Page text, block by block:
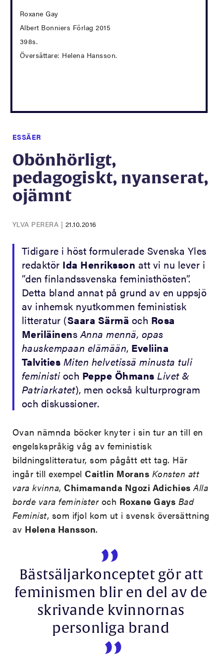
Roxane Gay
Albert Bonniers Förlag 2015
398s.
Översättare: Helena Hansson.
ESSÄER
Obönhörligt,
pedagogiskt, nyanserat,
ojämnt
YLVA PERERA | 21.10.2016
Tidigare i höst formulerade Svenska Yles
redaktör Ida Henriksson att vi nu lever i
”den finlandssvenska feministhösten”.
Detta bland annat på grund av en uppsjö
av inhemsk nyutkommen feministisk
litteratur (Saara Särmä och Rosa
MeriläinensAnna mennä, opas
hauskempaan elämään, Eveliina
Talvities Miten helvetissä minusta tuli
feministioch Peppe Öhmans Livet &
Patriarkatet), men också kulturprogram
och diskussioner.
Ovan nämnda böcker knyter i sin tur an till en
engelskspråkig våg av feministisk
bildningslitteratur, som pågått ett tag. Här
ingår till exempelCaitlin Morans Konsten att
vara kvinna,Chimamanda Ngozi Adichies Alla
borde vara feministeroch Roxane Gays Bad
Feminist, som ifjol kom ut i svensk översättning
av Helena Hansson.
Bästsäljarkonceptet gör att
feminismen blir en del av de
skrivande kvinnornas
personliga brand